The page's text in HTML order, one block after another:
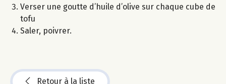
Verser une goutte d’huile d’olive sur chaque cube de
tofu
Saler, poivrer.
Retour à la liste